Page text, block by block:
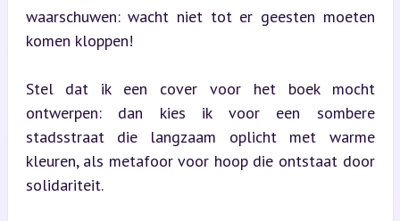
waarschuwen: wacht niet tot er geesten moeten
komen kloppen!
Stel dat ik een cover voor het boek mocht
ontwerpen: dan kies ik voor een sombere
stadsstraat die langzaam oplicht met warme
kleuren, als metafoor voor hoop die ontstaat door
solidariteit.